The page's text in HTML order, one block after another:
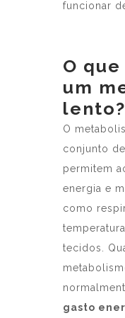
funcionar
O
um
lento?
O
conjunto
permitem
energia e
como
tecidos.
gasto